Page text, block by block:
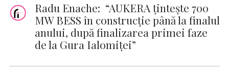
Radu Enache: “AUKERA țintește 700
MW BESS în construcție până la finalul
anului, după finalizarea primei faze
de la Gura Ialomiței”